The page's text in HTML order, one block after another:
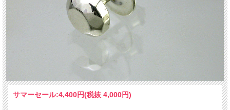
サマーセール:4,400円(税抜 4,000円)